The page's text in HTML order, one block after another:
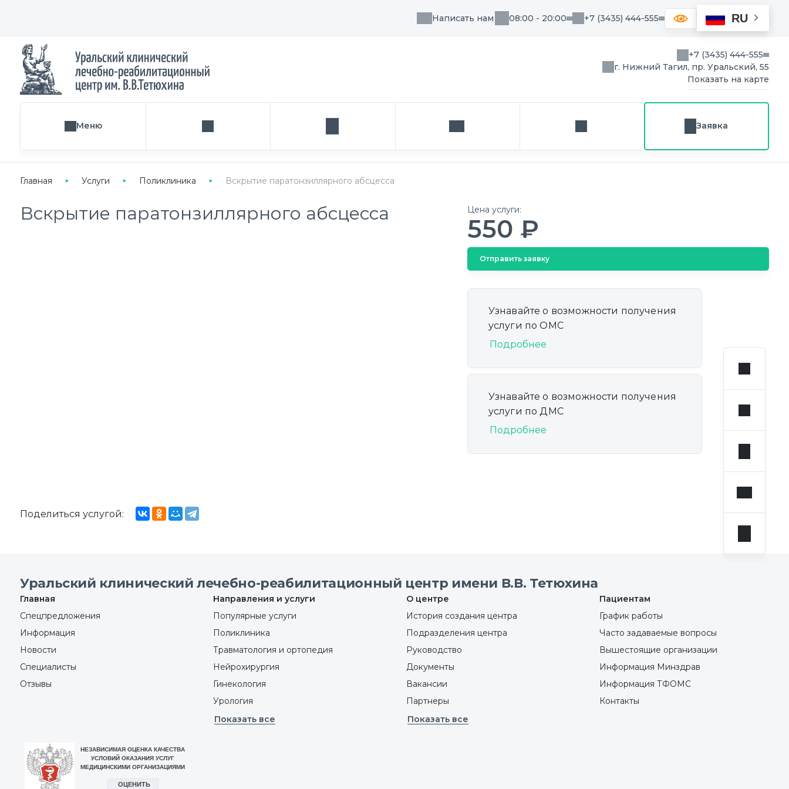
Написать нам 08:00 - 20:00 +7 (3435) 444-555 RU
+7 (3435) 444-555
г. Нижний Тагил, пр. Уральский, 55
Показать на карте
Меню Поиск услуги, направления или врача Написать нам Заказ звонка Заявка
Главная Услуги Поликлиника Вскрытие паратонзиллярного абсцесса
Вскрытие паратонзиллярного абсцесса Цена услуги:
550 ₽
Отправить заявку
Узнавайте о возможности получения
услуги по ОМС
Подробнее
Узнавайте о возможности получения
услуги по ДМС
Подробнее
Поделиться услугой:
Уральский клинический лечебно-реабилитационный центр имени В.В. Тетюхина
Главная
Спецпредложения
Информация
Новости
Специалисты
Отзывы
Направления и услуги
Популярные услуги
Поликлиника
Травматология и ортопедия
Нейрохирургия
Гинекология
Урология
Показать все
О центре
История создания центра
Подразделения центра
Руководство
Документы
Вакансии
Партнеры
Показать все
Пациентам
График работы
Часто задаваемые вопросы
Вышестоящие организации
Информация Минздрав
Информация ТФОМС
Контакты